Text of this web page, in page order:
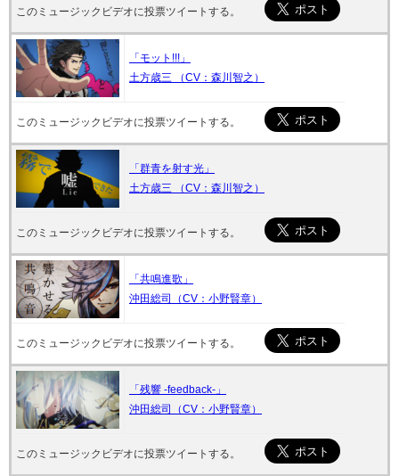
このミュージックビデオに投票ツイートする。
「モット!!!」
土方歳三 （CV：森川智之）
このミュージックビデオに投票ツイートする。
「群青を射す光」
土方歳三 （CV：森川智之）
このミュージックビデオに投票ツイートする。
「共鳴進歌」
沖田総司（CV：小野賢章）
このミュージックビデオに投票ツイートする。
「残響 -feedback-」
沖田総司（CV：小野賢章）
このミュージックビデオに投票ツイートする。